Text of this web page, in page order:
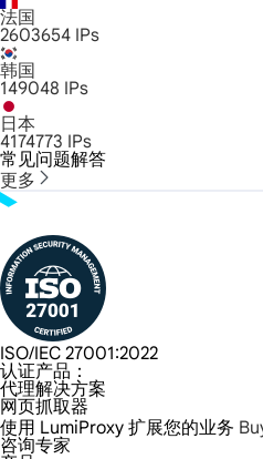
法国
2603654 IPs
韩国
149048 IPs
日本
4174773 IPs
常见问题解答
更多
ISO/IEC 27001:2022
认证产品：
代理解决方案
网页抓取器
使用 LumiProxy 扩展您的业务
咨询专家